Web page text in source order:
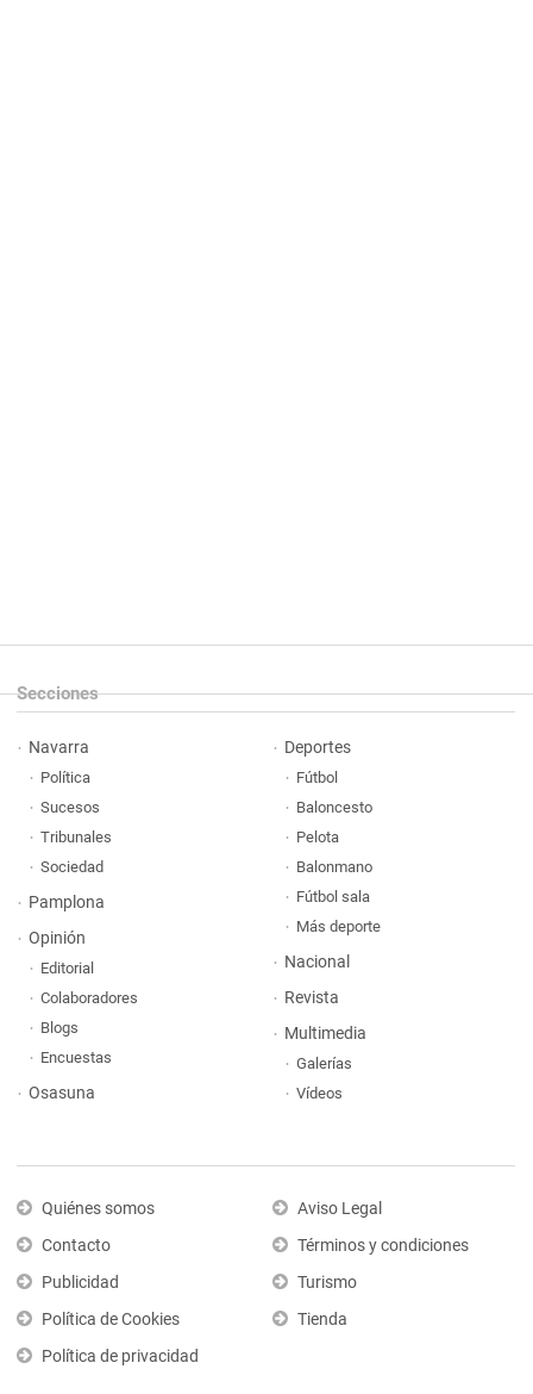
Secciones
Navarra
Política
Sucesos
Tribunales
Sociedad
Pamplona
Opinión
Editorial
Colaboradores
Blogs
Encuestas
Osasuna
Deportes
Fútbol
Baloncesto
Pelota
Balonmano
Fútbol sala
Más deporte
Nacional
Revista
Multimedia
Galerías
Vídeos
Quiénes somos
Contacto
Publicidad
Política de Cookies
Política de privacidad
Aviso Legal
Términos y condiciones
Turismo
Tienda